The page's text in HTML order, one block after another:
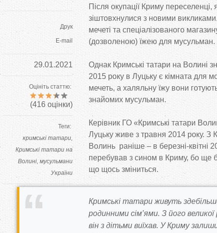
Друк
E-mail
29.01.2021
Оцініть статтю:
(416 оцінки)
Теги:
кримські татари
Кримські татари на
Волині мусульмани
України
Після окупації Криму переселенці,
зіштовхнулися з новими
мечеті та спеціалізованого
(дозволеною) їжею для мусульман.
Однак Кримські татари на Волині
2015 року в Луцьку є кімната для
мечеть, а халяльну їжу вони
знайомих мусульман.
Керівник ГО «Кримські татари
Луцьку живе з травня 2014 року. З
Волинь раніше – в березні-квітні
перебував з сином в Криму, бо ще
що щось зміниться.
Кримські татари живуть
родинними сім’ями. З його
він з дітьми виїхав. У Криму